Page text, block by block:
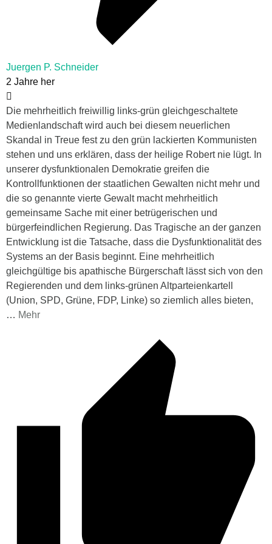
Juergen P. Schneider
2 Jahre her
Die mehrheitlich freiwillig links-grün gleichgeschaltete
Medienlandschaft wird auch bei diesem neuerlichen
Skandal in Treue fest zu den grün lackierten Kommunisten
stehen und uns erklären, dass der heilige Robert nie lügt. In
unserer dysfunktionalen Demokratie greifen die
Kontrollfunktionen der staatlichen Gewalten nicht mehr und
die so genannte vierte Gewalt macht mehrheitlich
gemeinsame Sache mit einer betrügerischen und
bürgerfeindlichen Regierung. Das Tragische an der ganzen
Entwicklung ist die Tatsache, dass die Dysfunktionalität des
Systems an der Basis beginnt. Eine mehrheitlich
gleichgültige bis apathische Bürgerschaft lässt sich von den
Regierenden und dem links-grünen Altparteienkartell
(Union, SPD, Grüne, FDP, Linke) so ziemlich alles bieten,
… Mehr